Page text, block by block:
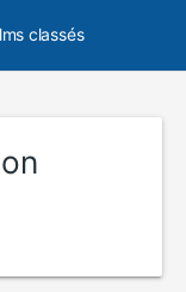
classés